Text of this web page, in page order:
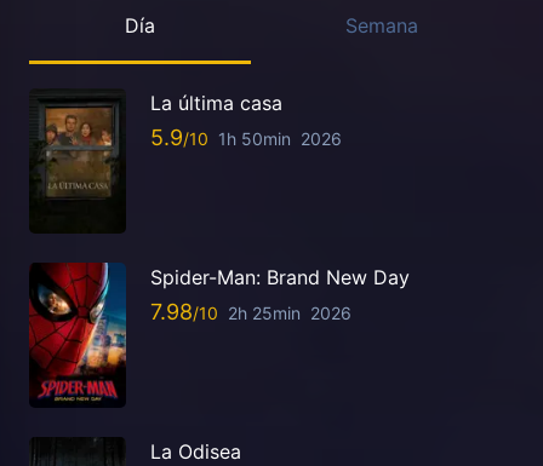
Día Semana
La última casa
5.9 1h 50min 2026
Spider-Man: Brand New Day
7.98 2h 25min 2026
La Odisea